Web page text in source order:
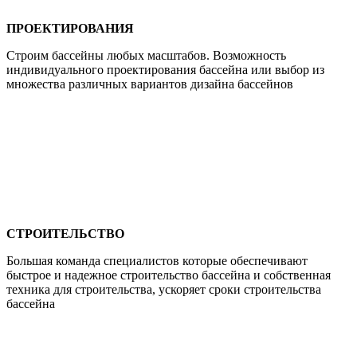
ПРОЕКТИРОВАНИЯ
Строим бассейны любых масштабов. Возможность
индивидуального проектирования бассейна или выбор из
множества различных вариантов дизайна бассейнов
СТРОИТЕЛЬСТВО
Большая команда специалистов которые обеспечивают
быстрое и надежное строительство бассейна и собственная
техника для строительства, ускоряет сроки строительства
бассейна